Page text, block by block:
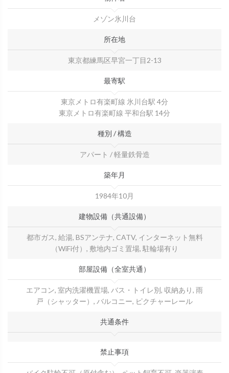
メゾン氷川台
所在地
東京都練馬区早宮一丁目2-13
最寄駅
東京メトロ有楽町線 氷川台駅 4分
東京メトロ有楽町線 平和台駅 14分
種別 / 構造
アパート / 軽量鉄骨造
築年月
1984年10月
建物設備（共通設備）
都市ガス, 給湯, BSアンテナ, CATV, インターネット無料
（WiFi付）, 敷地内ゴミ置場, 駐輪場有り
部屋設備（全室共通）
エアコン, 室内洗濯機置場, バス・トイレ別, 収納あり, 雨
戸（シャッター）, バルコニー, ピクチャーレール
共通条件
禁止事項